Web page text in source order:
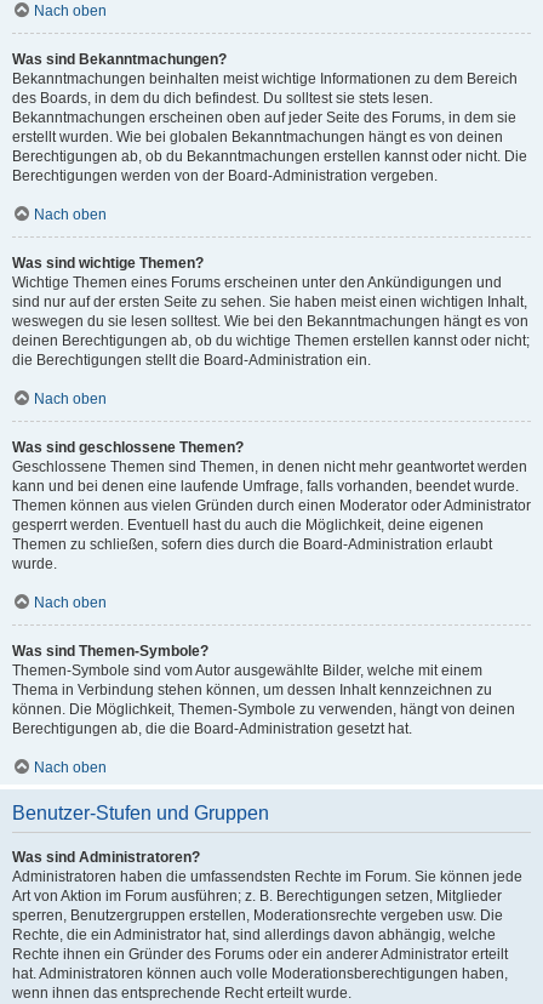
Nach oben
Was sind Bekanntmachungen?
Bekanntmachungen beinhalten meist wichtige Informationen zu dem Bereich
des Boards, in dem du dich befindest. Du solltest sie stets lesen.
Bekanntmachungen erscheinen oben auf jeder Seite des Forums, in dem sie
erstellt wurden. Wie bei globalen Bekanntmachungen hängt es von deinen
Berechtigungen ab, ob du Bekanntmachungen erstellen kannst oder nicht. Die
Berechtigungen werden von der Board-Administration vergeben.
Nach oben
Was sind wichtige Themen?
Wichtige Themen eines Forums erscheinen unter den Ankündigungen und
sind nur auf der ersten Seite zu sehen. Sie haben meist einen wichtigen Inhalt,
weswegen du sie lesen solltest. Wie bei den Bekanntmachungen hängt es von
deinen Berechtigungen ab, ob du wichtige Themen erstellen kannst oder nicht;
die Berechtigungen stellt die Board-Administration ein.
Nach oben
Was sind geschlossene Themen?
Geschlossene Themen sind Themen, in denen nicht mehr geantwortet werden
kann und bei denen eine laufende Umfrage, falls vorhanden, beendet wurde.
Themen können aus vielen Gründen durch einen Moderator oder Administrator
gesperrt werden. Eventuell hast du auch die Möglichkeit, deine eigenen
Themen zu schließen, sofern dies durch die Board-Administration erlaubt
wurde.
Nach oben
Was sind Themen-Symbole?
Themen-Symbole sind vom Autor ausgewählte Bilder, welche mit einem
Thema in Verbindung stehen können, um dessen Inhalt kennzeichnen zu
können. Die Möglichkeit, Themen-Symbole zu verwenden, hängt von deinen
Berechtigungen ab, die die Board-Administration gesetzt hat.
Nach oben
Benutzer-Stufen und Gruppen
Was sind Administratoren?
Administratoren haben die umfassendsten Rechte im Forum. Sie können jede
Art von Aktion im Forum ausführen; z. B. Berechtigungen setzen, Mitglieder
sperren, Benutzergruppen erstellen, Moderationsrechte vergeben usw. Die
Rechte, die ein Administrator hat, sind allerdings davon abhängig, welche
Rechte ihnen ein Gründer des Forums oder ein anderer Administrator erteilt
hat. Administratoren können auch volle Moderationsberechtigungen haben,
wenn ihnen das entsprechende Recht erteilt wurde.